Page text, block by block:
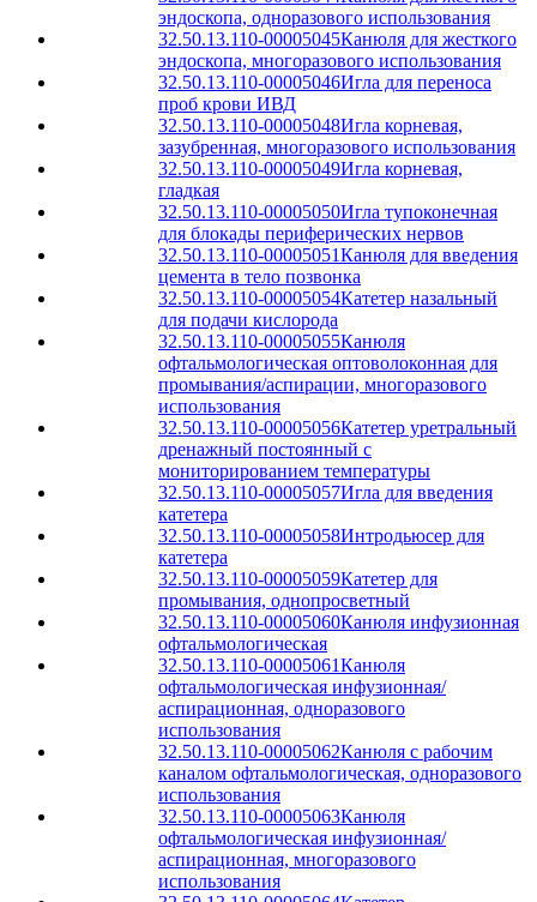
эндоскопа, одноразового использования
32.50.13.110-00005045Канюля для жесткого
эндоскопа, многоразового использования
32.50.13.110-00005046Игла для переноса
проб крови ИВД
32.50.13.110-00005048Игла корневая,
зазубренная, многоразового использования
32.50.13.110-00005049Игла корневая,
гладкая
32.50.13.110-00005050Игла тупоконечная
для блокады периферических нервов
32.50.13.110-00005051Канюля для введения
цемента в тело позвонка
32.50.13.110-00005054Катетер назальный
для подачи кислорода
32.50.13.110-00005055Канюля
офтальмологическая оптоволоконная для
промывания/аспирации, многоразового
использования
32.50.13.110-00005056Катетер уретральный
дренажный постоянный с
мониторированием температуры
32.50.13.110-00005057Игла для введения
катетера
32.50.13.110-00005058Интродьюсер для
катетера
32.50.13.110-00005059Катетер для
промывания, однопросветный
32.50.13.110-00005060Канюля инфузионная
офтальмологическая
32.50.13.110-00005061Канюля
офтальмологическая инфузионная/
аспирационная, одноразового
использования
32.50.13.110-00005062Канюля с рабочим
каналом офтальмологическая, одноразового
использования
32.50.13.110-00005063Канюля
офтальмологическая инфузионная/
аспирационная, многоразового
использования